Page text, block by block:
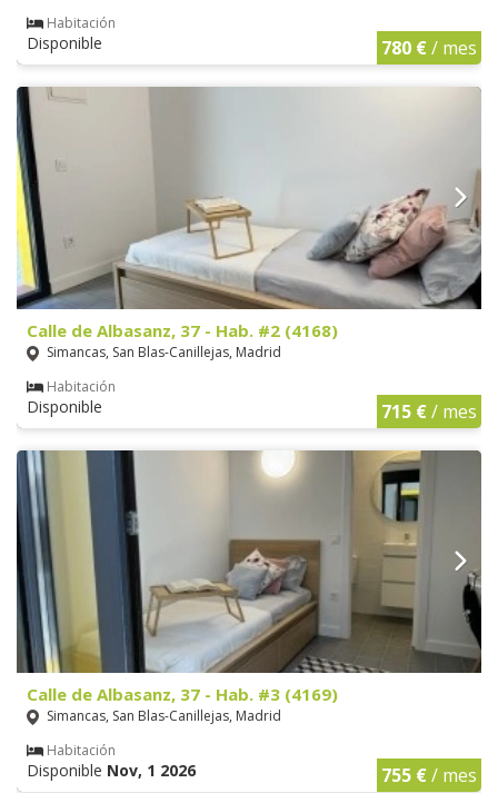
Habitación
Disponible 780 €/ mes
Calle de Albasanz, 37 - Hab. #2 (4168)
Simancas, San Blas-Canillejas, Madrid
Habitación
Disponible 715 €/ mes
Calle de Albasanz, 37 - Hab. #3 (4169)
Simancas, San Blas-Canillejas, Madrid
Habitación
Disponible Nov, 1 2026 755 €/ mes